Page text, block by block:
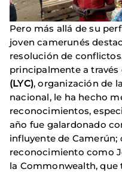
Pero más allá de su
joven camerunés
resolución de
principalmente a través
(LYC), organización de
nacional, le ha hecho
reconocimientos,
año fue galardonado
influyente de
reconocimiento como
la Commonwealth, que